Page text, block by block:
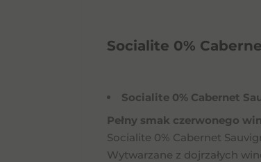
Socialite 0%
Socialite 0% Cabernet
Pełny smak czerwonego
Socialite 0% Cabernet
Wytwarzane z dojrzałych